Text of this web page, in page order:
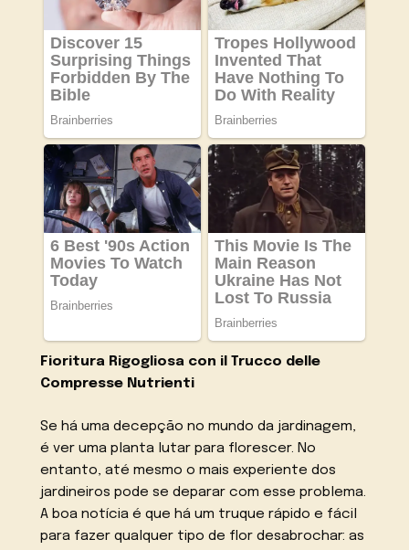
Fioritura Rigogliosa con il Trucco delle
Compresse Nutrienti
Se há uma decepção no mundo da jardinagem,
é ver uma planta lutar para florescer. No
entanto, até mesmo o mais experiente dos
jardineiros pode se deparar com esse problema.
A boa notícia é que há um truque rápido e fácil
para fazer qualquer tipo de flor desabrochar: as